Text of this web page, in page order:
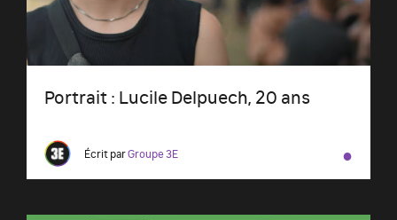
Portrait : Lucile Delpuech, 20 ans
Écrit parGroupe 3E ●